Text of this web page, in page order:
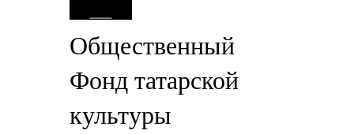
Общественный
Фонд татарской
культуры